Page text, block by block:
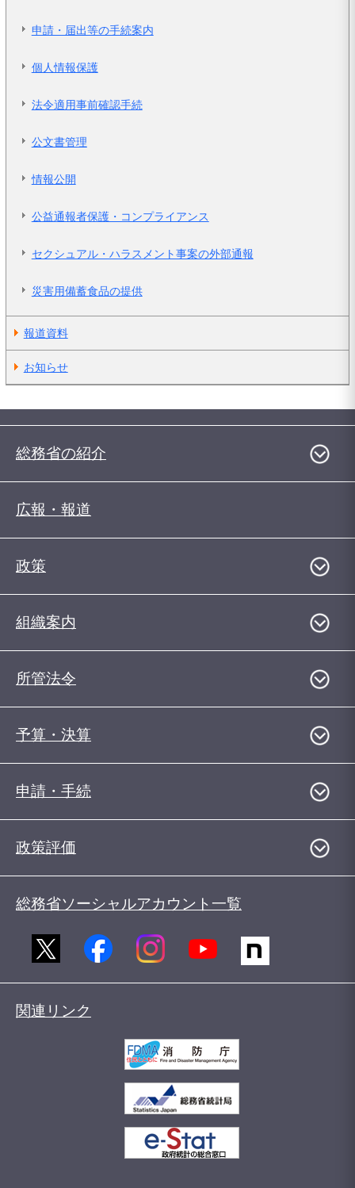
申請・届出等の手続案内
個人情報保護
法令適用事前確認手続
公文書管理
情報公開
公益通報者保護・コンプライアンス
セクシュアル・ハラスメント事案の外部通報
災害用備蓄食品の提供
報道資料
お知らせ
総務省の紹介
広報・報道
政策
組織案内
所管法令
予算・決算
申請・手続
政策評価
総務省ソーシャルアカウント一覧
関連リンク